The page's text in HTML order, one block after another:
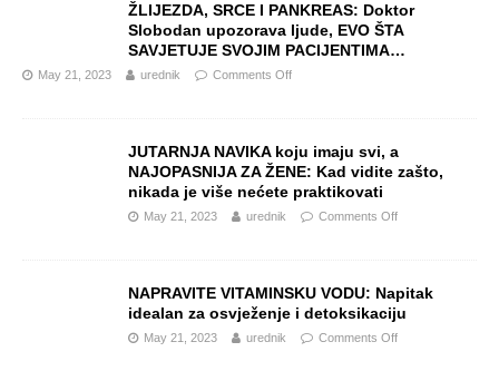
ŽLIJEZDA, SRCE I PANKREAS: Doktor
Slobodan upozorava ljude, EVO ŠTA
SAVJETUJE SVOJIM PACIJENTIMA…
May 21, 2023 urednik Comments Off
JUTARNJA NAVIKA koju imaju svi, a
NAJOPASNIJA ZA ŽENE: Kad vidite zašto,
nikada je više nećete praktikovati
May 21, 2023 urednik Comments Off
NAPRAVITE VITAMINSKU VODU: Napitak
idealan za osvježenje i detoksikaciju
May 21, 2023 urednik Comments Off